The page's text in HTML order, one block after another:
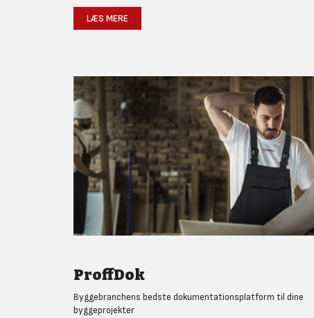
LÆS MERE
ProffDok
Byggebranchens bedste dokumentationsplatform til dine
byggeprojekter